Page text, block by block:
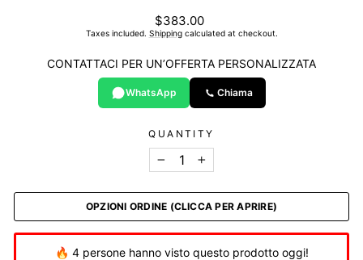
List
price
$383.00
Taxes included. Shippingcalculated at checkout.
CONTATTACI PER UN’OFFERTA PERSONALIZZATA
WhatsApp Chiama
QUANTITY
+
OPZIONI ORDINE (CLICCA PER APRIRE)
🔥 4 persone hanno visto questo prodotto oggi!